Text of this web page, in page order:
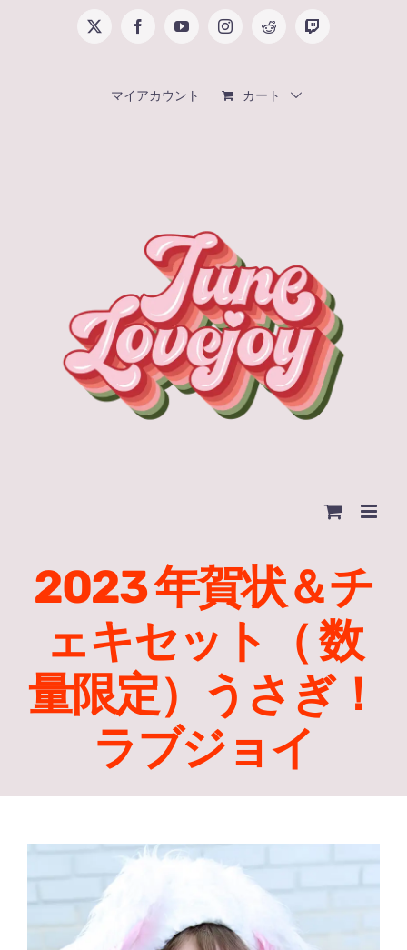
X FacebookYouTubeInstagramReddit Twitch
マイアカウント カート
2023 年賀状＆チ
ェキセット（ 数
量限定）うさぎ！
ラブジョイ